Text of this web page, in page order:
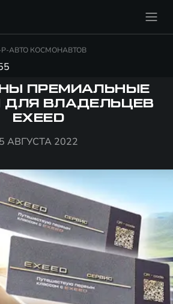
Р-АВТО КОСМОНАВТОВ
ПРЕМИАЛЬНЫЕ
ДЛЯ ВЛАДЕЛЬЦЕВ
EXEED
5 АВГУСТА 2022